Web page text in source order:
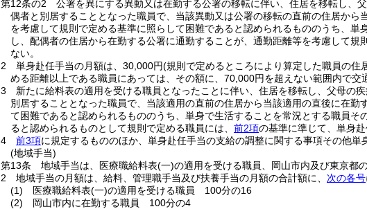
第12条の2
公署を異にする異動又は在勤する公署の移転に伴い、住居を移転し、
偶者と別居することとなった職員で、当該異動又は公署の移転の直前の住居か
を考慮して規則で定める基準に照らして困難であると認められるもののうち、単
し、配偶者の住居から在勤する公署に通勤することが、通勤距離等を考慮して
ない。
2
単身赴任手当の月額は、30,000円(規則で定めるところにより算定した職員の住
める距離以上である職員にあっては、その額に、70,000円を超えない範囲内で
3
新たに給料表の適用を受ける職員となったことに伴い、住居を移転し、父母の
別居することとなった職員で、当該適用の直前の住居から当該適用の直後に在
て困難であると認められるもののうち、単身で生活することを常況とする職員そ
ると認められるものとして規則で定める職員には、 前2項の基準に準じて、単身赴
4
前3項に規定するもののほか、単身赴任手当の支給の調整に関する事項その他単
(地域手当)
第13条
地域手当は、医療職給料表(一)の適用を受ける職員、岡山市内及び東京都
2
地域手当の月額は、給料、管理職手当及び扶養手当の月額の合計額に、 次の各号
(1)
医療職給料表(一)の適用を受ける職員 100分の16
(2)
岡山市内に在勤する職員 100分の4